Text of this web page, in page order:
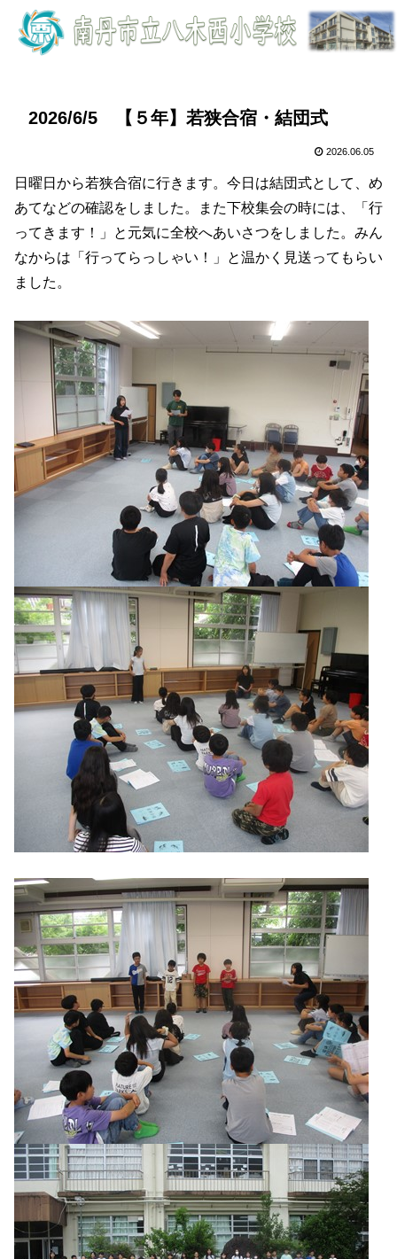
2026/6/5 【５年】若狭合宿・結団式
2026.06.05
日曜日から若狭合宿に行きます。今日は結団式として、め
あてなどの確認をしました。また下校集会の時には、「行
ってきます！」と元気に全校へあいさつをしました。みん
なからは「行ってらっしゃい！」と温かく見送ってもらい
ました。